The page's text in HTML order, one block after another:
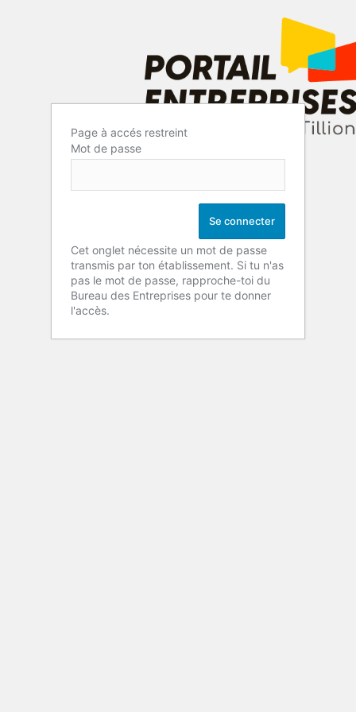
Page à accés restreint
Mot de passe
Cet onglet nécessite un mot de passe
transmis par ton établissement. Si tu n'as
pas le mot de passe, rapproche-toi du
Bureau des Entreprises pour te donner
l'accès.